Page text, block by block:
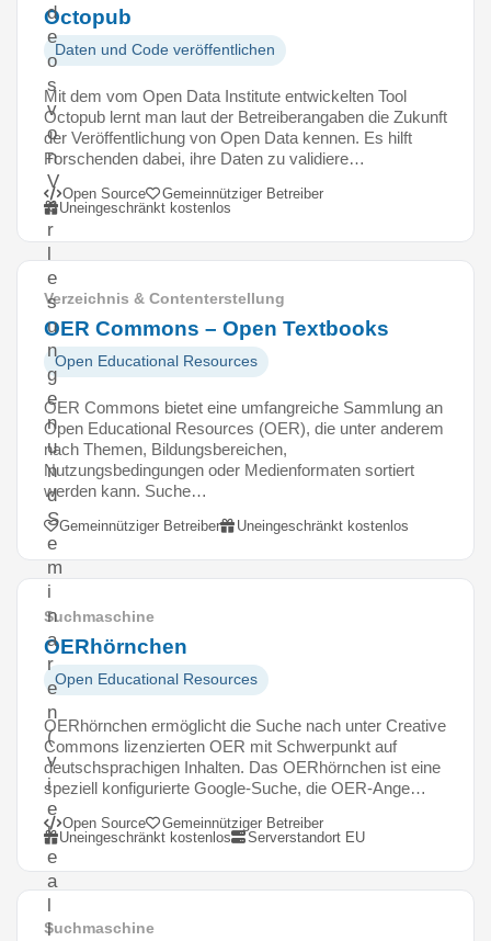
d
e
o
s
v
o
n
V
o
r
l
e
s
u
n
g
e
n
u
n
d
S
e
m
i
n
a
r
e
n
(
v
i
e
l
e
a
l
l
Octopub
Daten und Code veröffentlichen
Mit dem vom Open Data Institute entwickelten Tool
Octopub lernt man laut der Betreiberangaben die Zukunft
der Veröffentlichung von Open Data kennen. Es hilft
Forschenden dabei, ihre Daten zu validiere…
Open Source
Gemeinnütziger Betreiber
Uneingeschränkt kostenlos
Verzeichnis & Contenterstellung
OER Commons – Open Textbooks
Open Educational Resources
OER Commons bietet eine umfangreiche Sammlung an
Open Educational Resources (OER), die unter anderem
nach Themen, Bildungsbereichen,
Nutzungsbedingungen oder Medienformaten sortiert
werden kann. Suche…
Gemeinnütziger Betreiber Uneingeschränkt kostenlos
Suchmaschine
OERhörnchen
Open Educational Resources
OERhörnchen ermöglicht die Suche nach unter Creative
Commons lizenzierten OER mit Schwerpunkt auf
deutschsprachigen Inhalten. Das OERhörnchen ist eine
speziell konfigurierte Google-Suche, die OER-Ange…
Open Source
Gemeinnütziger Betreiber
Uneingeschränkt kostenlos
Serverstandort EU
Suchmaschine